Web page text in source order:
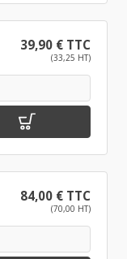
39,90 € TTC
(33,25 HT)
84,00 € TTC
(70,00 HT)